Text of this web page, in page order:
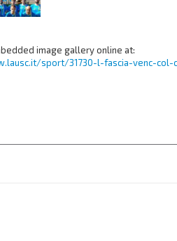
image gallery online at:
sport/31730-l-fascia-venc-col-